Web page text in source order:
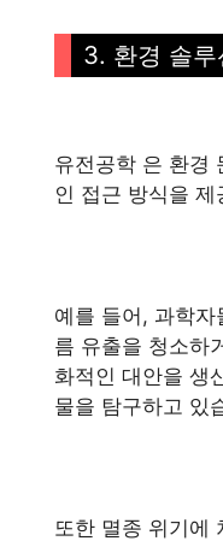
3. 환경 솔루
유전공학 은 환경
인 접근 방식을 제
예를 들어, 과학자
름 유출을 청소하
화적인 대안을 생
물을 탐구하고 있
또한 멸종 위기에